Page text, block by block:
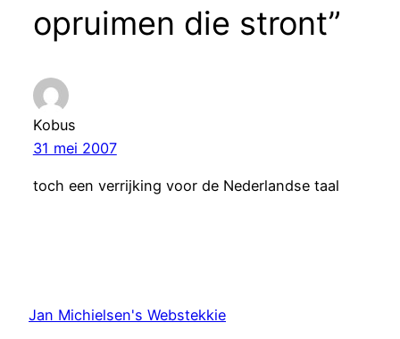
opruimen die stront”
Kobus
31 mei 2007
toch een verrijking voor de Nederlandse taal
Jan Michielsen's Webstekkie